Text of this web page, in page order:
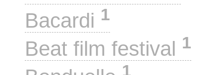
Bacardi 1
Beat film festival 1
1